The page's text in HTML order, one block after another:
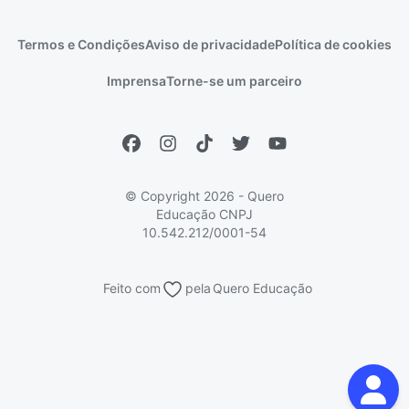
Escolas
Vs Mais Estudo/Neora Educa Brasil
Termos e CondiçõesAviso de privacidadePolítica de cookies
ImprensaTorne-se um parceiro
© Copyright 2026 - Quero
Educação CNPJ
10.542.212/0001-54
Feito com pelaQuero Educação